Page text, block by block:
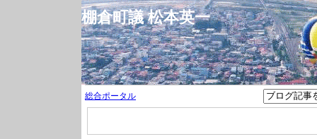
棚倉町議 松本英一
総合ポータル